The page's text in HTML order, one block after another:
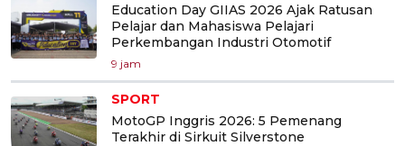
Education Day GIIAS 2026 Ajak Ratusan
Pelajar dan Mahasiswa Pelajari
Perkembangan Industri Otomotif
9 jam
SPORT
MotoGP Inggris 2026: 5 Pemenang
Terakhir di Sirkuit Silverstone